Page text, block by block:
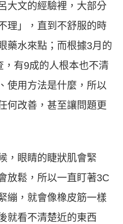
大文的經驗裡，大部分
理」，直到不舒服的時
藥水來點；而根據3月的
有9成的人根本也不清
使用方法是什麼，所以
何改善，甚至讓問題更
，眼睛的睫狀肌會緊
放鬆，所以一直盯著3C
繃，就會像橡皮筋一樣
就看不清楚近的東西